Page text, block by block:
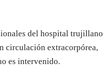
del hospital trujillano
circulación extracorpórea,
es intervenido.